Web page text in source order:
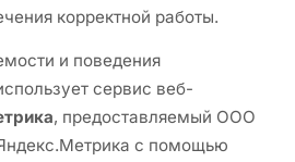
корректной работы.
и поведения
сервис веб-
, предоставляемый ООО
с помощью